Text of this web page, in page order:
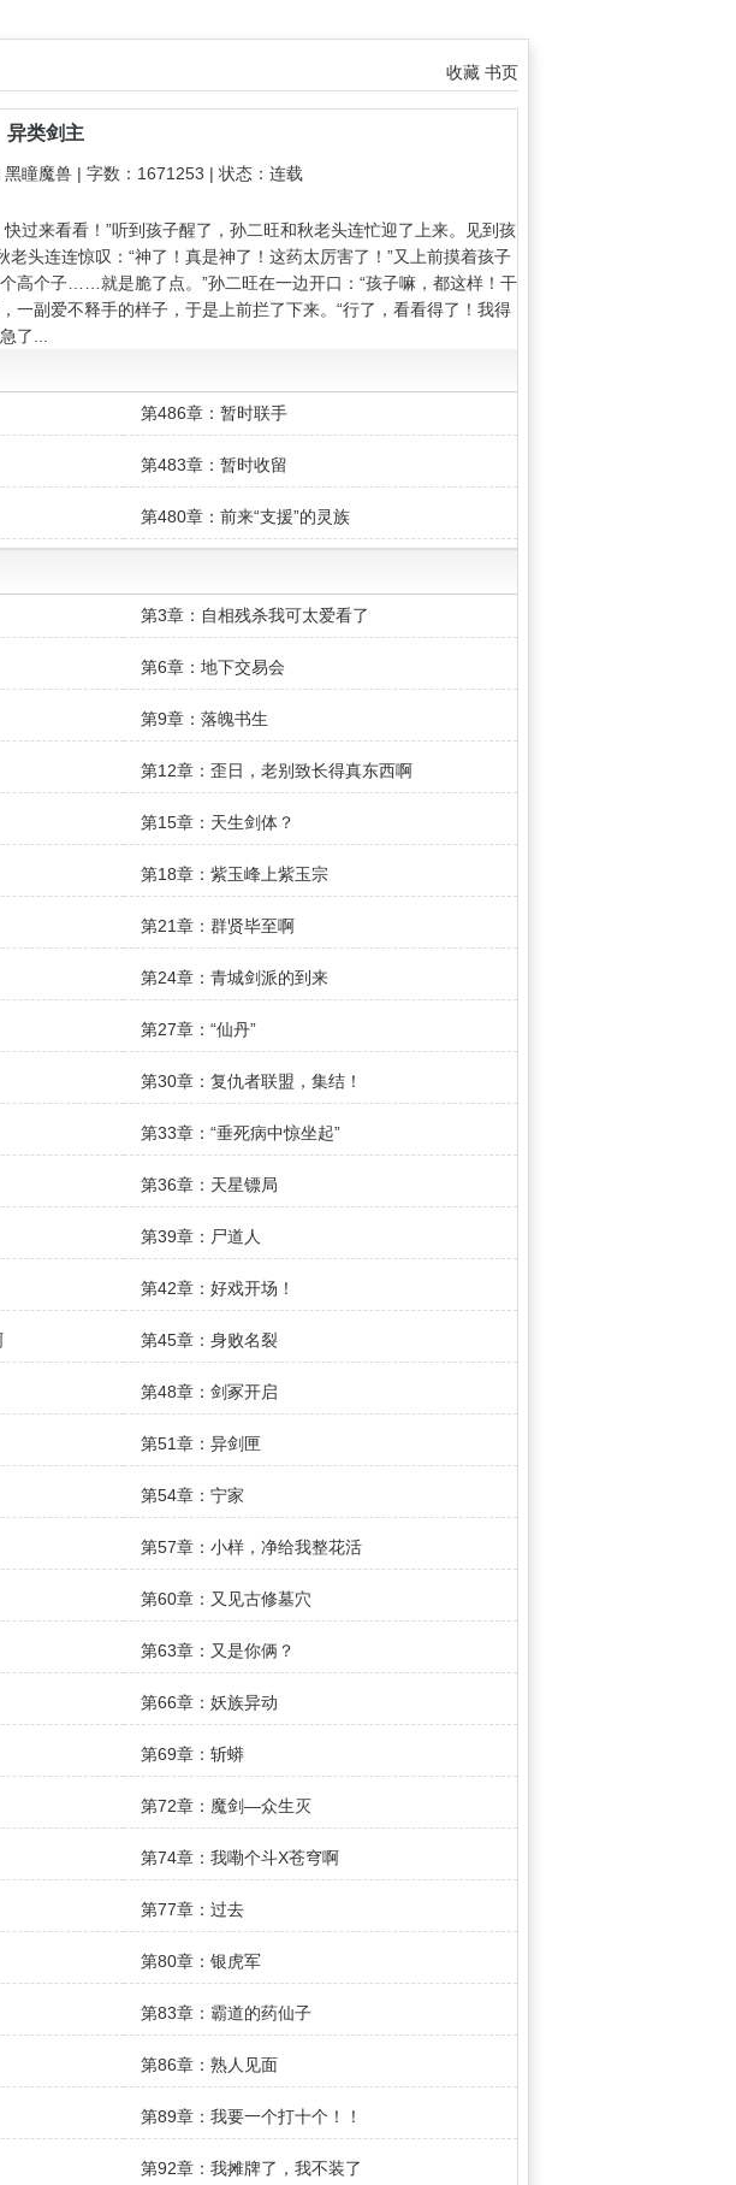
收藏 书页
异类剑主
黑瞳魔兽 | 字数：1671253 | 状态：连载
看看！”听到孩子醒了，孙二旺和秋老头连忙迎了上来。见到孩
头连连惊叹：“神了！真是神了！这药太厉害了！”又上前摸着孩子
高个子……就是脆了点。”孙二旺在一边开口：“孩子嘛，都这样！干
一副爱不释手的样子，于是上前拦了下来。“行了，看看得了！我得
了...
第486章：暂时联手
第483章：暂时收留
第480章：前来“支援”的灵族
第3章：自相残杀我可太爱看了
第6章：地下交易会
第9章：落魄书生
第12章：歪日，老别致长得真东西啊
第15章：天生剑体？
第18章：紫玉峰上紫玉宗
第21章：群贤毕至啊
第24章：青城剑派的到来
第27章：“仙丹”
第30章：复仇者联盟，集结！
第33章：“垂死病中惊坐起”
第36章：天星镖局
第39章：尸道人
第42章：好戏开场！
第45章：身败名裂
第48章：剑冢开启
第51章：异剑匣
第54章：宁家
第57章：小样，净给我整花活
第60章：又见古修墓穴
第63章：又是你俩？
第66章：妖族异动
第69章：斩蟒
第72章：魔剑—众生灭
第74章：我嘞个斗X苍穹啊
第77章：过去
第80章：银虎军
第83章：霸道的药仙子
第86章：熟人见面
第89章：我要一个打十个！！
第92章：我摊牌了，我不装了